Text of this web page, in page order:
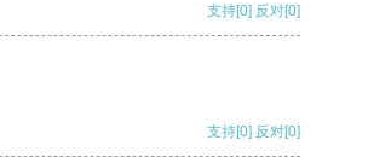
支持[0] 反对[0]
支持[0] 反对[0]